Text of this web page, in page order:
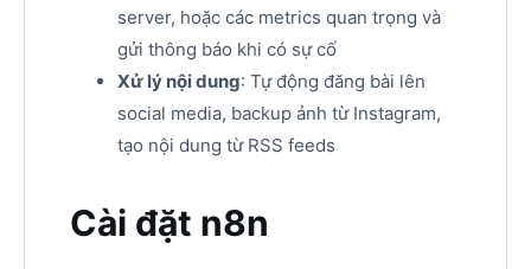
server, hoặc các metrics quan trọng và
gửi thông báo khi có sự cố
Xử lý nội dung: Tự động đăng bài lên
social media, backup ảnh từ Instagram,
tạo nội dung từ RSS feeds
Cài đặt n8n